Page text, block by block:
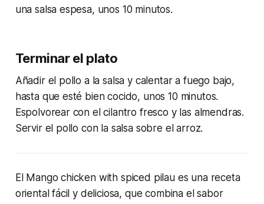
una salsa espesa, unos 10 minutos.
Terminar el plato
Añadir el pollo a la salsa y calentar a fuego bajo,
hasta que esté bien cocido, unos 10 minutos.
Espolvorear con el cilantro fresco y las almendras.
Servir el pollo con la salsa sobre el arroz.
El Mango chicken with spiced pilau es una receta
oriental fácil y deliciosa, que combina el sabor